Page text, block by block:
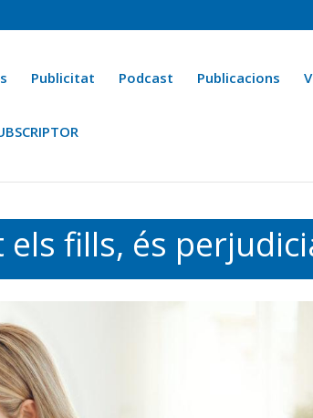
Publicitat Podcast Publicacions
fa 25 anys
fills, és